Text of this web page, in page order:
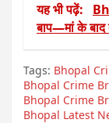
यह भी पढ़ें:
बाप—मां के
Tags: Bhopal
Bhopal Crime
Bhopal Crime
Bhopal Latest